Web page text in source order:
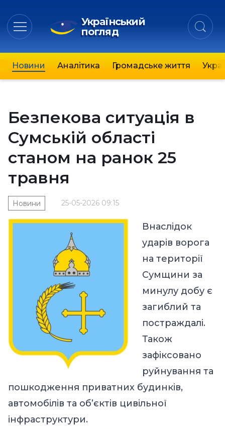
Український
погляд
Новини Аналітика Громадське життя
Безпекова ситуація в
Сумській області
станом на ранок 25
травня
25-05-2026 09:15
Новини
Внаслідок
ударів ворога
на території
Сумщини за
минулу добу є
загиблий та
постраждалі.
Також
зафіксовано
руйнування та
пошкодження приватних будинків,
автомобілів та об’єктів цивільної
інфраструктури.